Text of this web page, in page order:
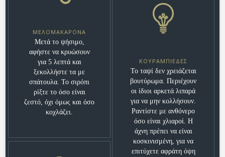
ΜΕΛΟΜΑΚΆΡΟΝΑ
Μετά το ψήσιμο,
αφήστε να κρυώσουν
για 5 λεπτά και
ξεκολλήστε τα με
σπάτουλα. Το σιρόπι
ρίξτε το όσο είναι
ζεστό, όχι όμως και όσο
κοχλάζει.
ΚΟΥΡΑΜΠΙΈΔΕΣ
Το ταψί δεν χρειάζεται
βουτύρωμα. Περιέχουν
οι ίδιοι αρκετά λιπαρά
για να μην κολλήσουν.
Ραντίστε με ανθόνερο
όσο είναι χλιαροί. Η
άχνη πρέπει να είναι
κοσκινισμένη, για να
επιτύχετε αφράτη όψη